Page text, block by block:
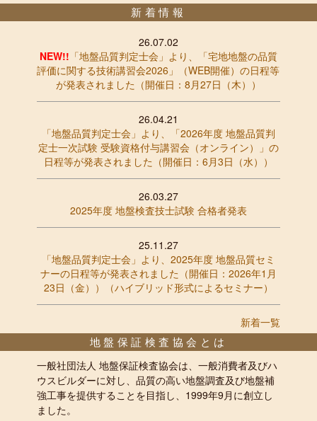
新着情報
26.07.02
NEW!! 「地盤品質判定士会」より、「宅地地盤の品質
評価に関する技術講習会2026」（WEB開催）の日程等
が発表されました（開催日：8月27日（木））
26.04.21
「地盤品質判定士会」より、「2026年度 地盤品質判
定士一次試験 受験資格付与講習会（オンライン）」の
日程等が発表されました（開催日：6月3日（水））
26.03.27
2025年度 地盤検査技士試験 合格者発表
25.11.27
「地盤品質判定士会」より、2025年度 地盤品質セミ
ナーの日程等が発表されました（開催日：2026年1月
23日（金））（ハイブリッド形式によるセミナー）
新着一覧
地盤保証検査協会とは
一般社団法人 地盤保証検査協会は、一般消費者及びハ
ウスビルダーに対し、品質の高い地盤調査及び地盤補
強工事を提供することを目指し、1999年9月に創立し
ました。